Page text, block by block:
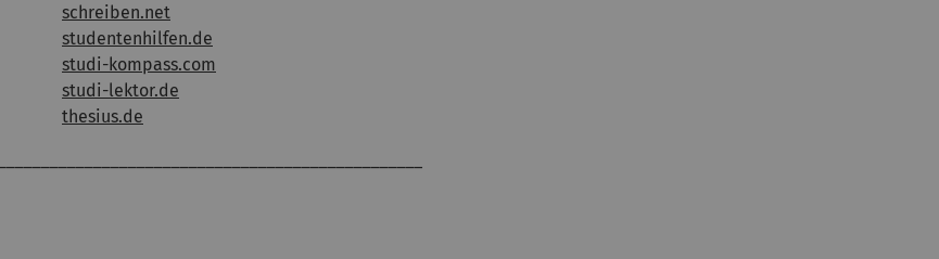
schreiben.net
studentenhilfen.de
studi-kompass.com
studi-lektor.de
thesius.de